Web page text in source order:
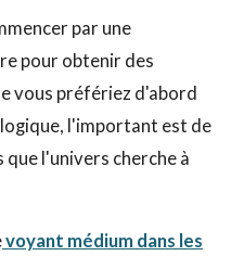
par une
pour obtenir des
vous préfériez d'abord
l'important est de
l'univers cherche à
voyant médium dans les